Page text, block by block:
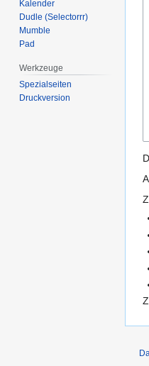
Kalender
Dudle (Selectorrr)
Mumble
Pad
Werkzeuge
Spezialseiten
Druckversion